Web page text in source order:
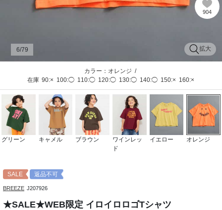
904
拡大
6/79
カラー：オレンジ /
在庫 90:× 100:◯ 110:◯ 120:◯ 130:◯ 140:◯ 150:× 160:×
グリーン キャメル ブラウン
ワインレッ
ド
イエロー オレンジ
SALE 返品不可
BREEZE J207926
★SALE★WEB限定 イロイロロゴTシャツ